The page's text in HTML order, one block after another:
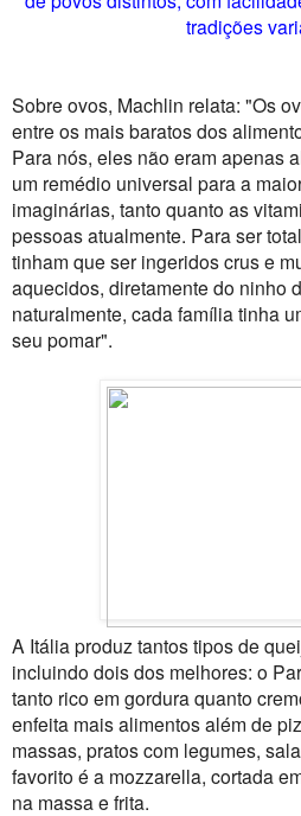
tradições
Sobre ovos, Machlin relata: "Os
entre os mais baratos dos
Para nós, eles não eram apenas
um remédio universal para a
imaginárias, tanto quanto as
pessoas atualmente. Para ser
tinham que ser ingeridos crus e
aquecidos, diretamente do ninho
naturalmente, cada família tinha
seu pomar".
A Itália produz tantos tipos de
incluindo dois dos melhores: o
tanto rico em gordura quanto
enfeita mais alimentos além de
massas, pratos com legumes,
favorito é a mozzarella, cortada
na massa e frita.